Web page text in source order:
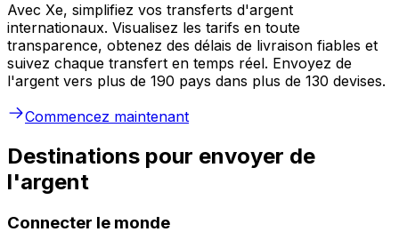
Avec Xe, simplifiez vos transferts d'argent
internationaux. Visualisez les tarifs en toute
transparence, obtenez des délais de livraison fiables et
suivez chaque transfert en temps réel. Envoyez de
l'argent vers plus de 190 pays dans plus de 130 devises.
Commencez maintenant
Destinations pour envoyer de
l'argent
Connecter le monde